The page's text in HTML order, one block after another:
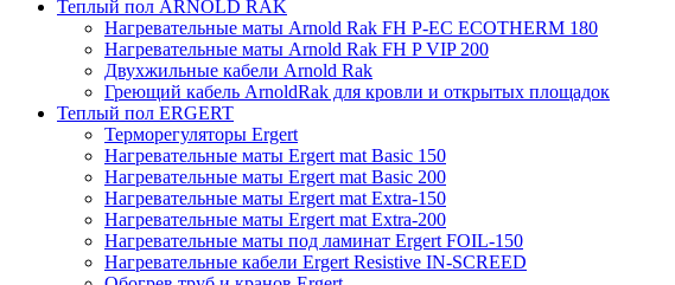
Теплый пол ARNOLD RAK
Нагревательные маты Arnold Rak FH P-EC ECOTHERM 180
Нагревательные маты Arnold Rak FH P VIP 200
Двухжильные кабели Arnold Rak
Греющий кабель ArnoldRak для кровли и открытых площадок
Теплый пол ERGERT
Терморегуляторы Ergert
Нагревательные маты Ergert mat Basic 150
Нагревательные маты Ergert mat Basic 200
Нагревательные маты Ergert mat Extra-150
Нагревательные маты Ergert mat Extra-200
Нагревательные маты под ламинат Ergert FOIL-150
Нагревательные кабели Ergert Resistive IN-SCREED